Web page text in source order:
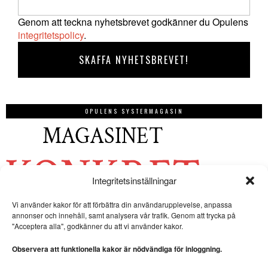
Integritetsinställningar
Vi använder kakor för att förbättra din användarupplevelse, anpassa
annonser och innehåll, samt analysera vår trafik. Genom att trycka på
"Acceptera alla", godkänner du att vi använder kakor.
Observera att funktionella kakor är nödvändiga för inloggning.
Genom att teckna nyhetsbrevet godkänner du Opulens
integritetspolicy.
OPULENS SYSTERMAGASIN